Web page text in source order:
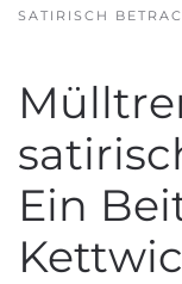
SATIRISCH
Ein